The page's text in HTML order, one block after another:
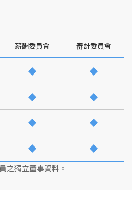
薪酬委員會 審計委員會
之獨立董事資料。